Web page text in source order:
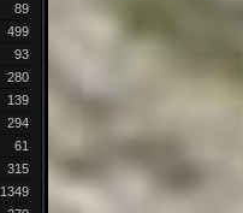
89
499
93
280
139
294
61
315
1349